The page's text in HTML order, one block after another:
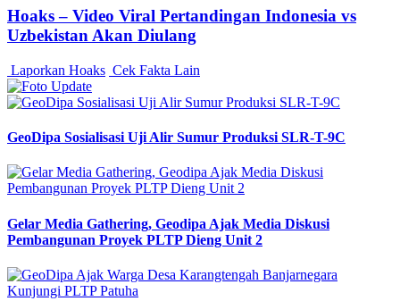
Hoaks – Video Viral Pertandingan Indonesia vs
Uzbekistan Akan Diulang
Laporkan Hoaks Cek Fakta Lain
GeoDipa Sosialisasi Uji Alir Sumur Produksi SLR-T-9C
Gelar Media Gathering, Geodipa Ajak Media Diskusi
Pembangunan Proyek PLTP Dieng Unit 2